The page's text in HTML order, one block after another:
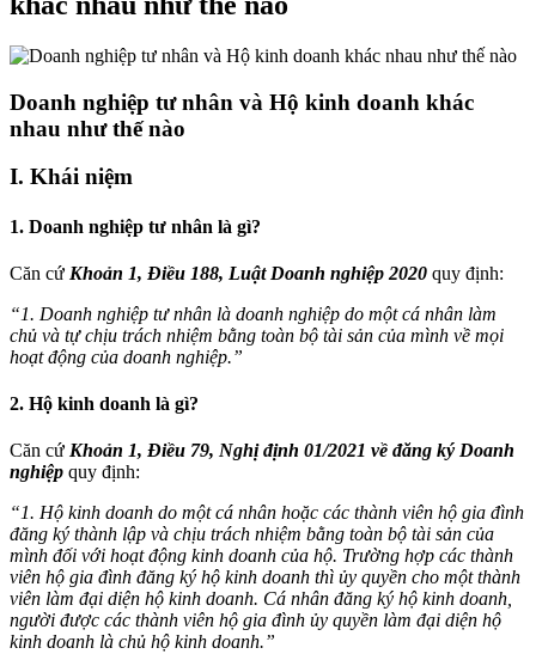
Doanh nghiệp tư nhân và Hộ kinh doanh khác
nhau như thế nào
I. Khái niệm
1. Doanh nghiệp tư nhân là gì?
Căn cứ Khoản 1, Điều 188, Luật Doanh nghiệp 2020 quy định:
“1. Doanh nghiệp tư nhân là doanh nghiệp do một cá nhân làm
chủ và tự chịu trách nhiệm bằng toàn bộ tài sản của mình về mọi
hoạt động của doanh nghiệp.”
2. Hộ kinh doanh là gì?
Căn cứ Khoản 1, Điều 79, Nghị định 01/2021 về đăng ký Doanh
nghiệp quy định:
“1. Hộ kinh doanh do một cá nhân hoặc các thành viên hộ gia đình
đăng ký thành lập và chịu trách nhiệm bằng toàn bộ tài sản của
mình đối với hoạt động kinh doanh của hộ. Trường hợp các thành
viên hộ gia đình đăng ký hộ kinh doanh thì ủy quyền cho một thành
viên làm đại diện hộ kinh doanh. Cá nhân đăng ký hộ kinh doanh,
người được các thành viên hộ gia đình ủy quyền làm đại diện hộ
kinh doanh là chủ hộ kinh doanh.”